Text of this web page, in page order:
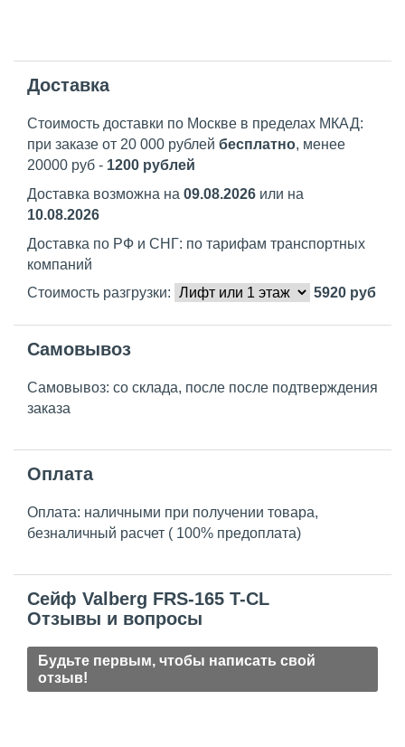
Доставка
Стоимость доставки по Москве в пределах МКАД:
при заказе от 20 000 рублей бесплатно, менее
20000 руб - 1200 рублей
Доставка возможна на 09.08.2026 или на
10.08.2026
Доставка по РФ и СНГ: по тарифам транспортных
компаний
Стоимость разгрузки:
5920 руб
Самовывоз
Самовывоз: со склада, после после подтверждения
заказа
Оплата
Оплата: наличными при получении товара,
безналичный расчет ( 100% предоплата)
Сейф Valberg FRS-165 T-CL
Отзывы и вопросы
Будьте первым, чтобы написать свой
отзыв!